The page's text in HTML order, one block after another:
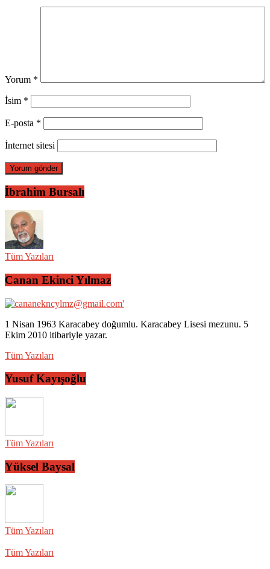
Yorum *
İsim *
E-posta *
İnternet sitesi
İbrahim Bursalı
Tüm Yazıları
Canan Ekinci Yılmaz
1 Nisan 1963 Karacabey doğumlu. Karacabey Lisesi mezunu. 5
Ekim 2010 itibariyle yazar.
Tüm Yazıları
Yusuf Kayışoğlu
Tüm Yazıları
Yüksel Baysal
Tüm Yazıları
Tüm Yazıları